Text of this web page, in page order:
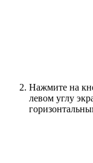
Нажмите на
левом углу